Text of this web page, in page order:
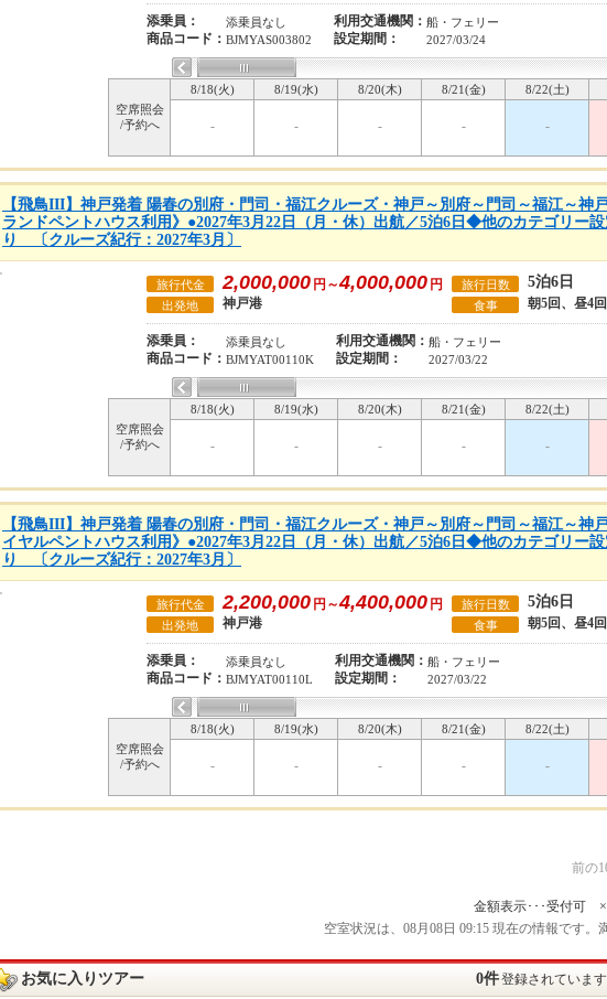
添乗員： 添乗員なし 利用交通機関： 船・フェリー
商品コード： BJMYAS003802 設定期間： 2027/03/24
空席照会
/予約へ
8/18(火) 8/19(水) 8/20(木) 8/21(金) 8/22(土)
- - - - -
【飛鳥III】神戸発着 陽春の別府・門司・福江クルーズ・神戸～別府～門司～福江～神
ランドペントハウス利用》●2027年3月22日（月・休）出航／5泊6日◆他のカテゴリー
り 〔クルーズ紀行：2027年3月〕
旅行代金 2,000,000 円～4,000,000 円 旅行日数 5泊6日
出発地 神戸港 食事 朝5回、昼4
添乗員： 添乗員なし 利用交通機関： 船・フェリー
商品コード： BJMYAT00110K 設定期間： 2027/03/22
空席照会
/予約へ
8/18(火) 8/19(水) 8/20(木) 8/21(金) 8/22(土)
- - - - -
【飛鳥III】神戸発着 陽春の別府・門司・福江クルーズ・神戸～別府～門司～福江～神
イヤルペントハウス利用》●2027年3月22日（月・休）出航／5泊6日◆他のカテゴリー
り 〔クルーズ紀行：2027年3月〕
旅行代金 2,200,000 円～4,400,000 円 旅行日数 5泊6日
出発地 神戸港 食事 朝5回、昼4
添乗員： 添乗員なし 利用交通機関： 船・フェリー
商品コード： BJMYAT00110L 設定期間： 2027/03/22
空席照会
/予約へ
8/18(火) 8/19(水) 8/20(木) 8/21(金) 8/22(土)
- - - - -
前の
金額表示･･･受付可
空室状況は、08月08日 09:15 現在の情報です。
お気に入りツアー 0件登録されていま